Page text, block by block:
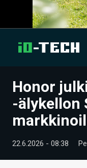
UUTISET
ARTIKKELIT
VIDEOT
TECHBBS
Honor
-älykellon
22.6.2026 - 08:38